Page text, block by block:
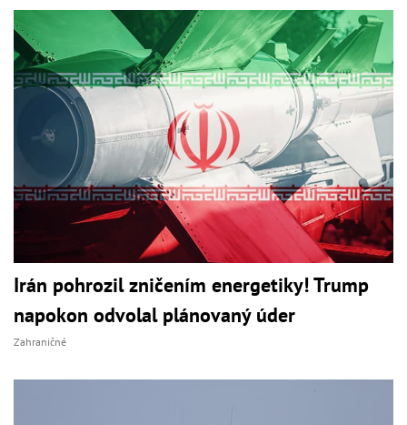
Irán pohrozil zničením energetiky! Trump
napokon odvolal plánovaný úder
Zahraničné